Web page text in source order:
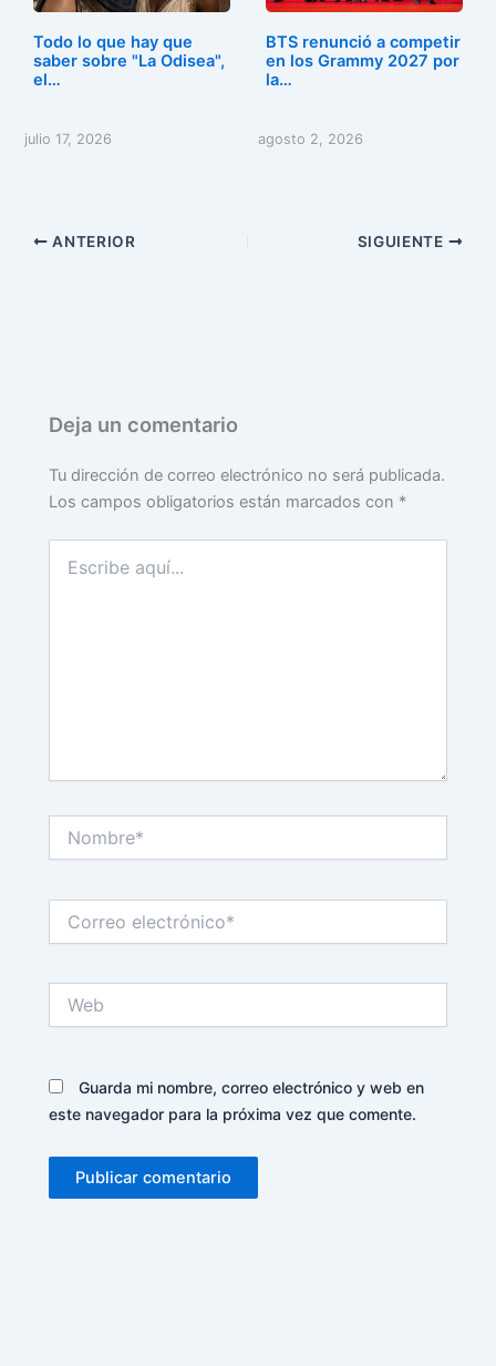
Todo lo que hay que
saber sobre "La Odisea",
el…
julio 17, 2026
BTS renunció a competir
en los Grammy 2027 por
la…
agosto 2, 2026
ANTERIOR SIGUIENTE
Deja un comentario
Tu dirección de correo electrónico no será publicada.
Los campos obligatorios están marcados con *
aquí...
electrónico*
Guarda mi nombre, correo electrónico y web en
este navegador para la próxima vez que comente.